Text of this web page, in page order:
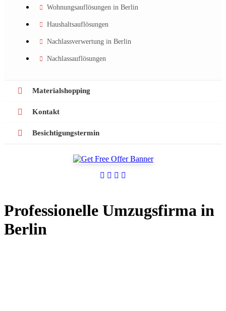
Wohnungsauflösungen in Berlin
Haushaltsauflösungen
Nachlassverwertung in Berlin
Nachlassauflösungen
Materialshopping
Kontakt
Besichtigungstermin
Professionelle Umzugsfirma in
Berlin